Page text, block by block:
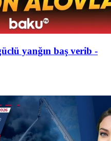
yanğın baş verib -